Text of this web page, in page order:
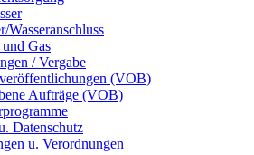
Wasseranschluss
Gas
/ Vergabe
(VOB)
Aufträge (VOB)
Datenschutz
u. Verordnungen